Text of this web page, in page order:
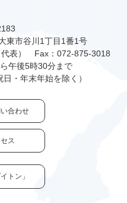
東市谷川1丁目1番1号
表）
Fax：072-875-3018
午後5時30分まで
日・年末年始を除く）
合わせ
ス
イトン」